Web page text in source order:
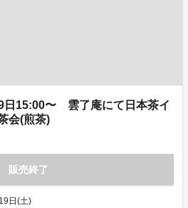
日15:00〜 雲了庵にて日本茶イ
会(煎茶)
販売終了
日(土)